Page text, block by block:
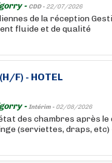
- CDD - 22/07/2026
de la réception
fluide et de qualité
F) - HOTEL
-Intérim - 02/08/2026
des chambres après le
(serviettes, draps, etc)